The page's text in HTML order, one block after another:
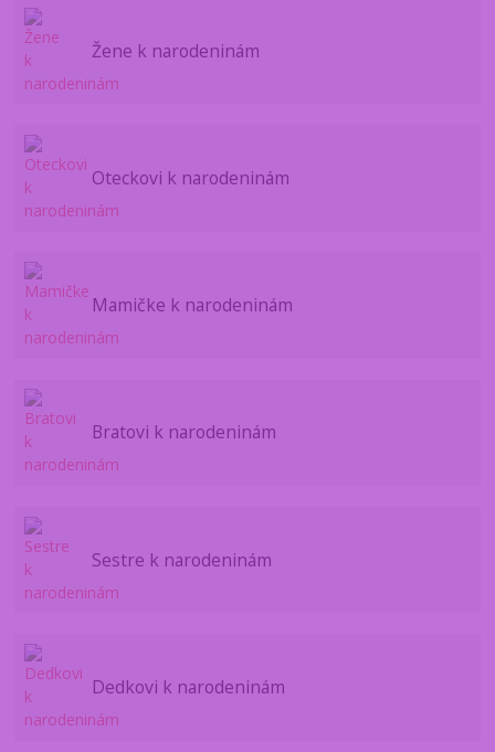
Žene k narodeninám
Oteckovi k narodeninám
Mamičke k narodeninám
Bratovi k narodeninám
Sestre k narodeninám
Dedkovi k narodeninám